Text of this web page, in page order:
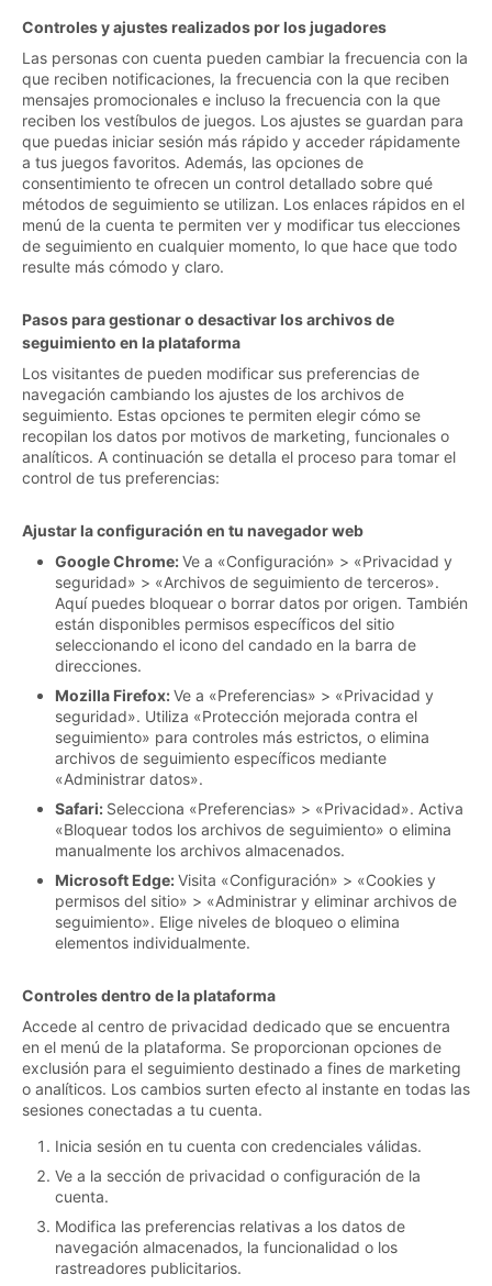
Controles y ajustes realizados por los jugadores
Las personas con cuenta pueden cambiar la frecuencia con la
que reciben notificaciones, la frecuencia con la que reciben
mensajes promocionales e incluso la frecuencia con la que
reciben los vestíbulos de juegos. Los ajustes se guardan para
que puedas iniciar sesión más rápido y acceder rápidamente
a tus juegos favoritos. Además, las opciones de
consentimiento te ofrecen un control detallado sobre qué
métodos de seguimiento se utilizan. Los enlaces rápidos en el
menú de la cuenta te permiten ver y modificar tus elecciones
de seguimiento en cualquier momento, lo que hace que todo
resulte más cómodo y claro.
Pasos para gestionar o desactivar los archivos de
seguimiento en la plataforma
Los visitantes de pueden modificar sus preferencias de
navegación cambiando los ajustes de los archivos de
seguimiento. Estas opciones te permiten elegir cómo se
recopilan los datos por motivos de marketing, funcionales o
analíticos. A continuación se detalla el proceso para tomar el
control de tus preferencias:
Ajustar la configuración en tu navegador web
Google Chrome:Ve a «Configuración» > «Privacidad y
seguridad» > «Archivos de seguimiento de terceros».
Aquí puedes bloquear o borrar datos por origen. También
están disponibles permisos específicos del sitio
seleccionando el icono del candado en la barra de
direcciones.
Mozilla Firefox:Ve a «Preferencias» > «Privacidad y
seguridad». Utiliza «Protección mejorada contra el
seguimiento» para controles más estrictos, o elimina
archivos de seguimiento específicos mediante
«Administrar datos».
Safari: Selecciona «Preferencias» > «Privacidad». Activa
«Bloquear todos los archivos de seguimiento» o elimina
manualmente los archivos almacenados.
Microsoft Edge:Visita «Configuración» > «Cookies y
permisos del sitio» > «Administrar y eliminar archivos de
seguimiento». Elige niveles de bloqueo o elimina
elementos individualmente.
Controles dentro de la plataforma
Accede al centro de privacidad dedicado que se encuentra
en el menú de la plataforma. Se proporcionan opciones de
exclusión para el seguimiento destinado a fines de marketing
o analíticos. Los cambios surten efecto al instante en todas las
sesiones conectadas a tu cuenta.
Inicia sesión en tu cuenta con credenciales válidas.
Ve a la sección de privacidad o configuración de la
cuenta.
Modifica las preferencias relativas a los datos de
navegación almacenados, la funcionalidad o los
rastreadores publicitarios.